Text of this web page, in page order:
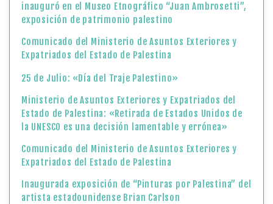
inauguró en el Museo Etnográfico “Juan Ambrosetti”,
exposición de patrimonio palestino
Comunicado del Ministerio de Asuntos Exteriores y
Expatriados del Estado de Palestina
25 de Julio: «Día del Traje Palestino»
Ministerio de Asuntos Exteriores y Expatriados del
Estado de Palestina: «Retirada de Estados Unidos de
la UNESCO es una decisión lamentable y errónea»
Comunicado del Ministerio de Asuntos Exteriores y
Expatriados del Estado de Palestina
Inaugurada exposición de “Pinturas por Palestina” del
artista estadounidense Brian Carlson